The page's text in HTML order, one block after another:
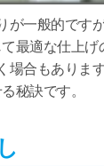
が一般的です
最適な仕上げ
場合もありま
秘訣です。